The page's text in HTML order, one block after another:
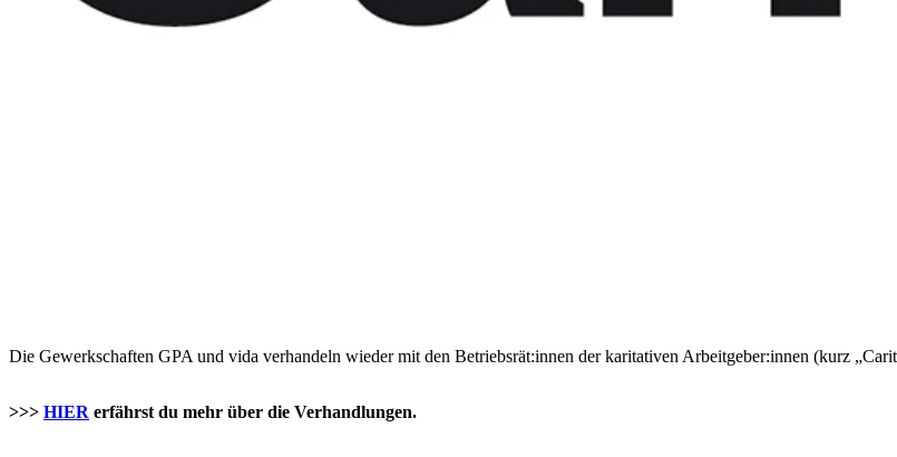
Die Gewerkschaften GPA und vida verhandeln wieder mit den Betriebsrät:innen der karitativen Arbeitgeber:innen (kurz
>>> HIER erfährst du mehr über die Verhandlungen.